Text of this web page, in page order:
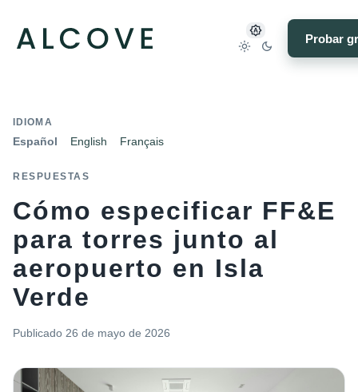
Probar
IDIOMA
Español English Français
RESPUESTAS
Cómo especificar FF&E
para torres junto al
aeropuerto en Isla
Verde
Publicado 26 de mayo de 2026